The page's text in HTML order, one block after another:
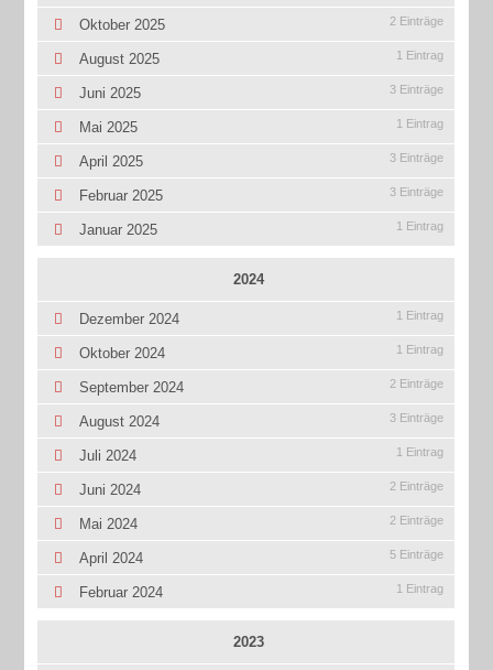
Oktober 2025 2 Einträge
August 2025 1 Eintrag
Juni 2025 3 Einträge
Mai 2025 1 Eintrag
April 2025 3 Einträge
Februar 2025 3 Einträge
Januar 2025 1 Eintrag
2024
Dezember 2024 1 Eintrag
Oktober 2024 1 Eintrag
September 2024 2 Einträge
August 2024 3 Einträge
Juli 2024 1 Eintrag
Juni 2024 2 Einträge
Mai 2024 2 Einträge
April 2024 5 Einträge
Februar 2024 1 Eintrag
2023